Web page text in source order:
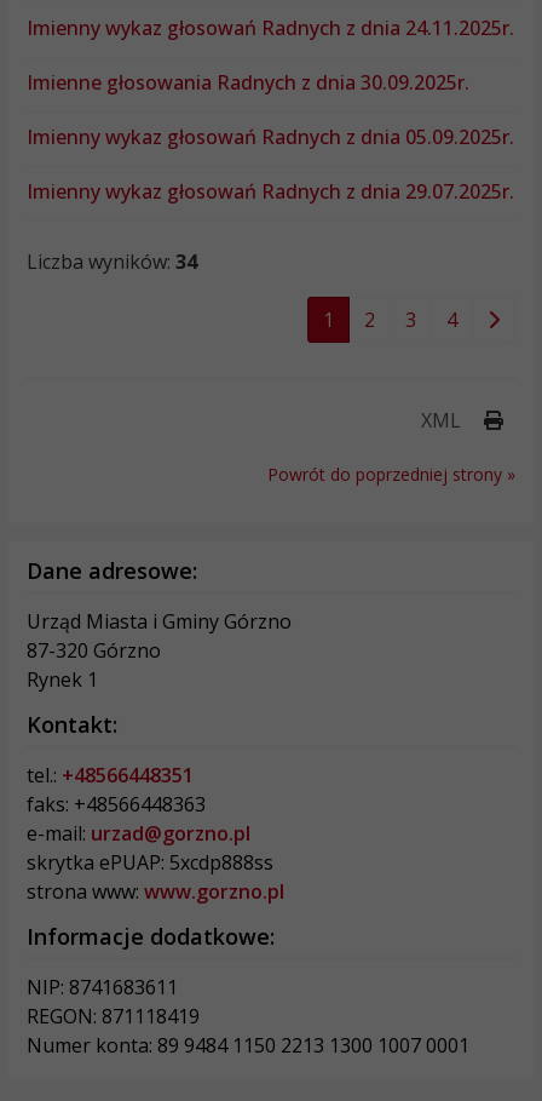
Imienny wykaz głosowań Radnych z dnia 24.11.2025r.
Imienne głosowania Radnych z dnia 30.09.2025r.
Imienny wykaz głosowań Radnych z dnia 05.09.2025r.
Imienny wykaz głosowań Radnych z dnia 29.07.2025r.
Liczba wyników: 34
1 2 3 4
XML
Powrót do poprzedniej strony »
Dane adresowe:
Urząd Miasta i Gminy Górzno
87-320 Górzno
Rynek 1
Kontakt:
tel.: +48566448351
faks: +48566448363
e-mail: urzad@gorzno.pl
skrytka ePUAP: 5xcdp888ss
strona www: www.gorzno.pl
Informacje dodatkowe:
NIP: 8741683611
REGON: 871118419
Numer konta: 89 9484 1150 2213 1300 1007 0001